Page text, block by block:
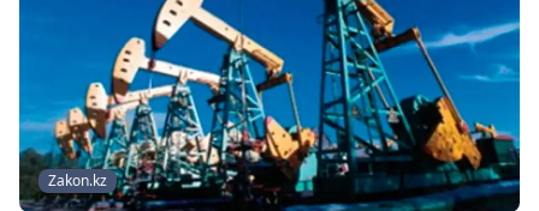
Zakon.kz